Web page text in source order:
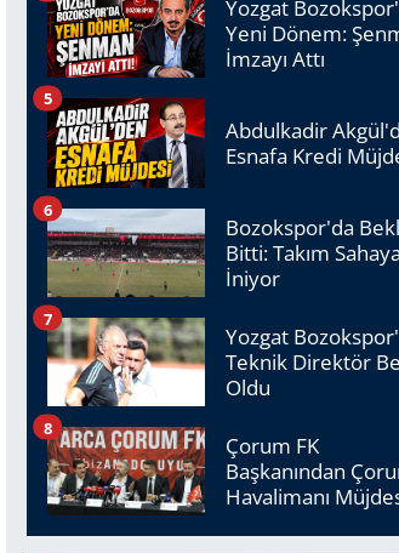
Yozgat
Yeni Dönem:
İmzayı Attı
Abdulkadir
Esnafa Kredi
5
Bozokspor'da
Bitti: Takım Sahaya
İniyor
6
Yozgat
Teknik Direktör
Oldu
7
Çorum FK
Başkanından
Havalimanı
8